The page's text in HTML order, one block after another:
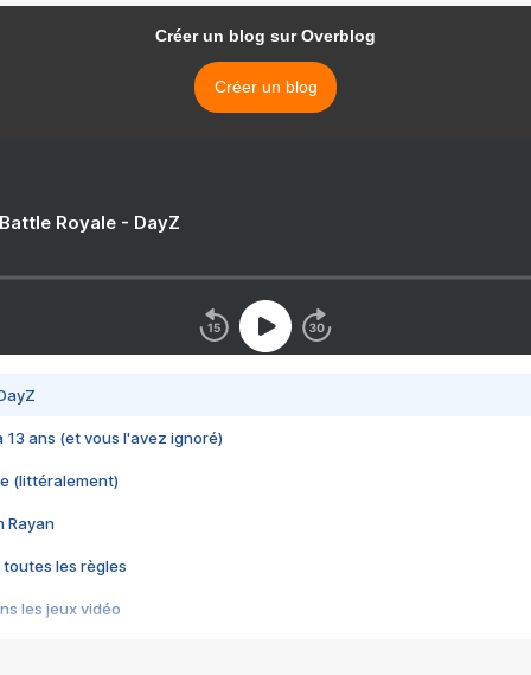
Créer un blog sur Overblog
Créer un blog
Royale - DayZ
13 ans (et vous l'avez ignoré)
(littéralement)
Rayan
toutes les règles
les jeux vidéo